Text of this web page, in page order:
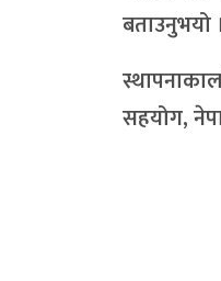
बताउनुभयो ।
सहयोग,